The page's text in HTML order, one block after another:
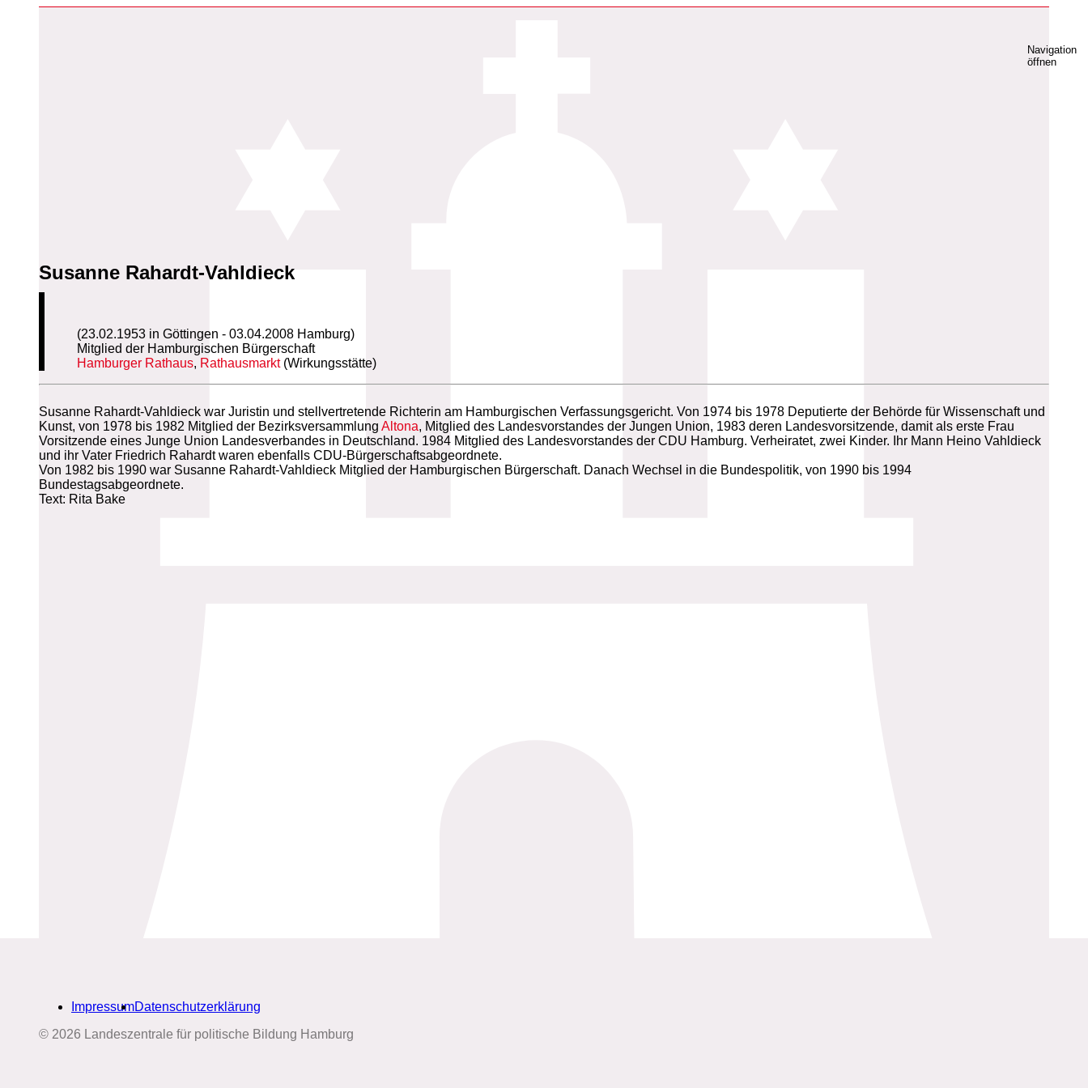
Navigation
öffnen
Susanne Rahardt-Vahldieck
(23.02.1953 in Göttingen - 03.04.2008 Hamburg)
Mitglied der Hamburgischen Bürgerschaft
Hamburger Rathaus, Rathausmarkt(Wirkungsstätte)
Susanne Rahardt-Vahldieck war Juristin und stellvertretende Richterin am Hamburgischen Verfassungsgericht. Von 1974 bis 1978 Deputierte der Behörde für Wissenschaft und
Kunst, von 1978 bis 1982 Mitglied der Bezirksversammlung Altona, Mitglied des Landesvorstandes der Jungen Union, 1983 deren Landesvorsitzende, damit als erste Frau
Vorsitzende eines Junge Union Landesverbandes in Deutschland. 1984 Mitglied des Landesvorstandes der CDU Hamburg. Verheiratet, zwei Kinder. Ihr Mann Heino Vahldieck
und ihr Vater Friedrich Rahardt waren ebenfalls CDU-Bürgerschaftsabgeordnete.
Von 1982 bis 1990 war Susanne Rahardt-Vahldieck Mitglied der Hamburgischen Bürgerschaft. Danach Wechsel in die Bundespolitik, von 1990 bis 1994
Bundestagsabgeordnete.
Text: Rita Bake
ImpressumDatenschutzerklärung
© 2026 Landeszentrale für politische Bildung Hamburg